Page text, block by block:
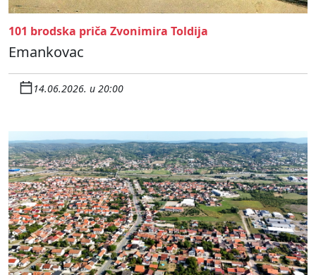
101 brodska priča Zvonimira Toldija
Emankovac
14.06.2026. u 20:00